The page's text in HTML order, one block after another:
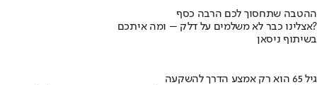
ההטבה שתחסוך לכם הרבה כסף
אצלינו כבר לא משלמים על דלק – ומה איתכם?
בשיתוף ניסאן
גיל 65 הוא רק אמצע הדרך להשקעה